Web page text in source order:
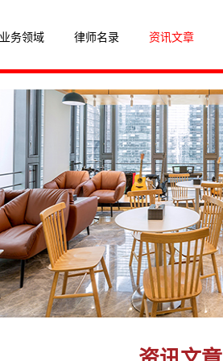
务领域 律师名录 资讯文章